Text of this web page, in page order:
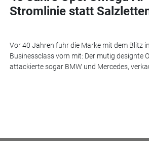
Stromlinie statt
Vor 40 Jahren fuhr die Marke mit dem Blitz
Businessclass vorn mit: Der mutig designte
attackierte sogar BMW und Mercedes,